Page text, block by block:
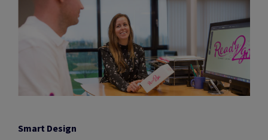
Smart Design